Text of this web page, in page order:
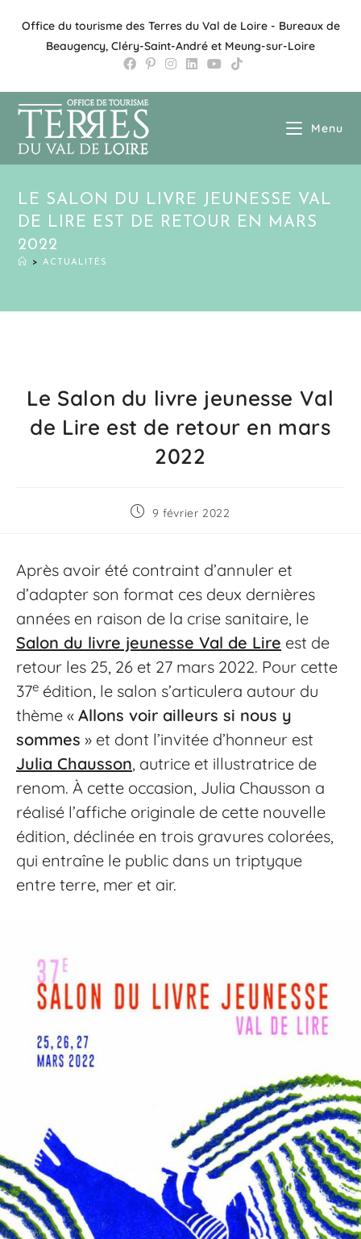
Office du tourisme des Terres du Val de Loire - Bureaux de
Beaugency, Cléry-Saint-André et Meung-sur-Loire
Menu
LE SALON DU LIVRE JEUNESSE VAL
DE LIRE EST DE RETOUR EN MARS
2022
> ACTUALITÉS
Le Salon du livre jeunesse Val
de Lire est de retour en mars
2022
9 février 2022
Après avoir été contraint d’annuler et
d’adapter son format ces deux dernières
années en raison de la crise sanitaire, le
Salon du livre jeunesse Val de Lire est de
retour les 25, 26 et 27 mars 2022. Pour cette
37e édition, le salon s’articulera autour du
thème « Allons voir ailleurs si nous y
sommes » et dont l’invitée d’honneur est
Julia Chausson, autrice et illustratrice de
renom. À cette occasion, Julia Chausson a
réalisé l’affiche originale de cette nouvelle
édition, déclinée en trois gravures colorées,
qui entraîne le public dans un triptyque
entre terre, mer et air.